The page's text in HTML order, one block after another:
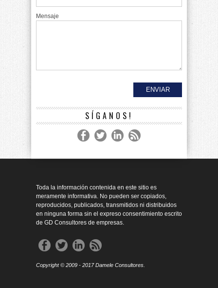
Mensaje
SÍGANOS!
Toda la información contenida en este sitio es
meramente informativa. No pueden ser copiados,
reproducidos, publicados, transmitidos ni distribuidos
en ninguna forma sin el expreso consentimiento escrito
de GD Consultores de empresas.
Copyright © 2009 - 2017 Damele Consultores.